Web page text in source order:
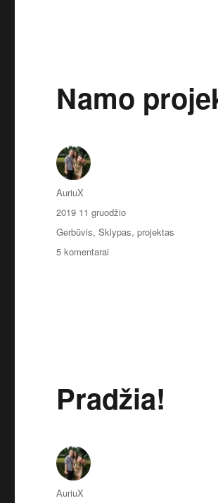
Namo
Autorius
AuriuX
Paskelbta
2019 11 gruodžio
Kategorijos
Gerbūvis,Sklypas, projektas
5 komentarai
Pradžia!
Autorius
AuriuX